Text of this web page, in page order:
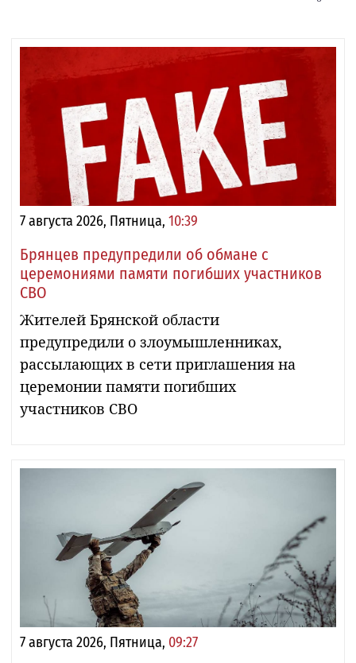
7 августа 2026, Пятница, 10:39
Брянцев предупредили об обмане с
церемониями памяти погибших участников
СВО
Жителей Брянской области
предупредили о злоумышленниках,
рассылающих в сети приглашения на
церемонии памяти погибших
участников СВО
7 августа 2026, Пятница, 09:27